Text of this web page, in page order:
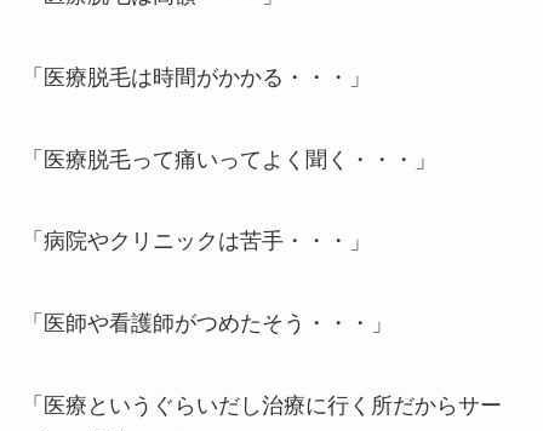
「医療脱毛は時間がかかる・・・」
「医療脱毛って痛いってよく聞く・・・」
「病院やクリニックは苦手・・・」
「医師や看護師がつめたそう・・・」
「医療というぐらいだし治療に行く所だからサー